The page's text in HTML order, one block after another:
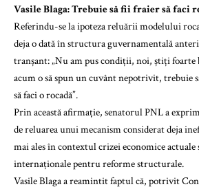
Vasile Blaga: Trebuie să fii fraier să faci
Referindu-se la ipoteza reluării modelului
deja o dată în structura guvernamentală
tranșant: „Nu am pus condiții, noi, știți foarte
acum o să spun un cuvânt nepotrivit, trebuie
să faci o rocadă”.
Prin această afirmație, senatorul PNL a
de reluarea unui mecanism considerat deja
mai ales în contextul crizei economice
internaționale pentru reforme structurale.
Vasile Blaga a reamintit faptul că, potrivit